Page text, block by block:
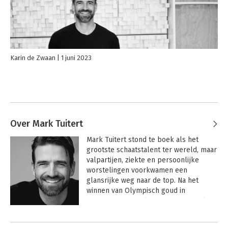
Karin de Zwaan 1 juni 2023
Over Mark Tuitert
Mark Tuitert stond te boek als het
grootste schaatstalent ter wereld, maar
valpartijen, ziekte en persoonlijke
worstelingen voorkwamen een
glansrijke weg naar de top. Na het
winnen van Olympisch goud in
talenten op ander gebied te
Andere boeken door Mark Tuitert